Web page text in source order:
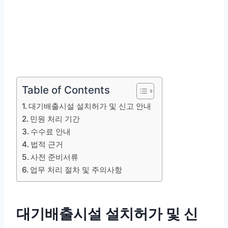
Table of Contents
대기배출시설 설치허가 및 신고 안내
민원 처리 기간
수수료 안내
법적 근거
사전 준비서류
업무 처리 절차 및 주의사항
대기배출시설 설치허가 및 신